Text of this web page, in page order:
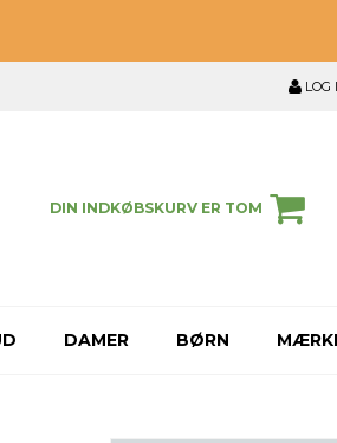
LOG
DIN INDKØBSKURV ER TOM
DAMER BØRN